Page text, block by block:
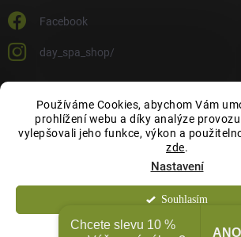
Používáme Cookies, abychom Vám
prohlížení webu a díky analýze
vylepšovali jeho funkce, výkon a
zde.
Nastavení
Souhlasím
Facebook
day_spa_shop/
OCHRANA OSOBNÍCH
Copyright 2026 Day Spa Shop . Všechna
Chcete slevu 10 %
ANO